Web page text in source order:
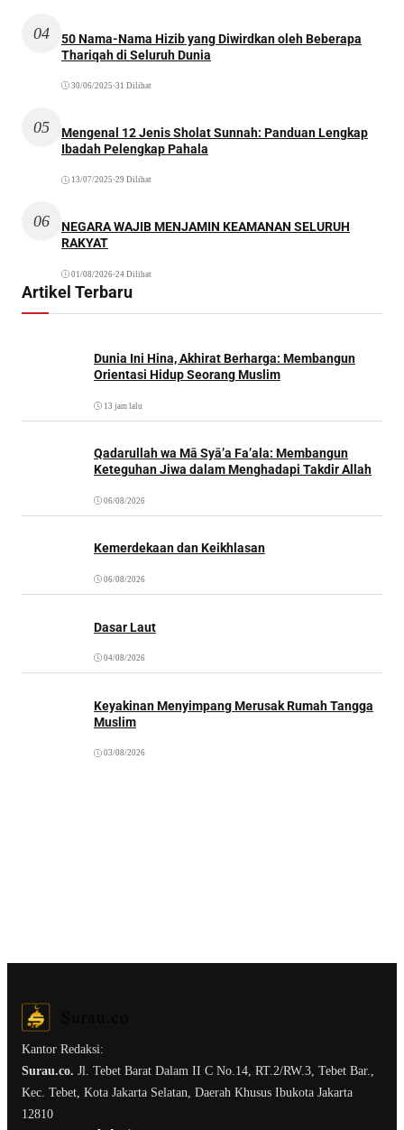
04
50 Nama-Nama Hizib yang Diwirdkan oleh Beberapa
Thariqah di Seluruh Dunia
30/06/2025 •31 Dilihat
05
Mengenal 12 Jenis Sholat Sunnah: Panduan Lengkap
Ibadah Pelengkap Pahala
13/07/2025 •29 Dilihat
06
NEGARA WAJIB MENJAMIN KEAMANAN SELURUH
RAKYAT
01/08/2026•24 Dilihat
Artikel Terbaru
Dunia Ini Hina, Akhirat Berharga: Membangun
Orientasi Hidup Seorang Muslim
13 jam lalu
Qadarullah wa Mā Syā’a Fa’ala: Membangun
Keteguhan Jiwa dalam Menghadapi Takdir Allah
06/08/2026
Kemerdekaan dan Keikhlasan
06/08/2026
Dasar Laut
04/08/2026
Keyakinan Menyimpang Merusak Rumah Tangga
Muslim
03/08/2026
Kantor Redaksi:
Surau.co. Jl. Tebet Barat Dalam II C No.14, RT.2/RW.3, Tebet Bar.,
Kec. Tebet, Kota Jakarta Selatan, Daerah Khusus Ibukota Jakarta
12810